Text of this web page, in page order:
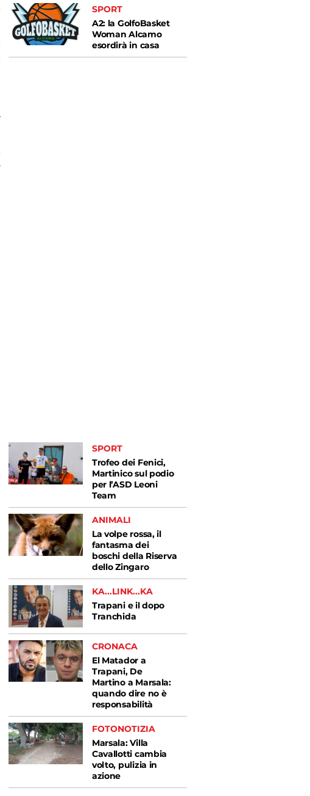
SPORT
A2: la GolfoBasket
Woman Alcamo
esordirà in casa
SPORT
Trofeo dei Fenici,
Martinico sul podio
per l’ASD Leoni
Team
ANIMALI
La volpe rossa, il
fantasma dei
boschi della Riserva
dello Zingaro
KA...LINK...KA
Trapani e il dopo
Tranchida
CRONACA
El Matador a
Trapani, De
Martino a Marsala:
quando dire no è
responsabilità
FOTONOTIZIA
Marsala: Villa
Cavallotti cambia
volto, pulizia in
azione